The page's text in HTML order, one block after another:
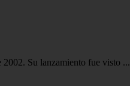
Su lanzamiento fue visto ...